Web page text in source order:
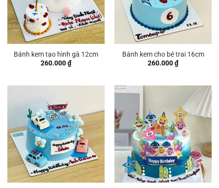
Bánh kem tạo hình gà 12cm
260.000₫
Bánh kem cho bé trai 16cm
260.000₫